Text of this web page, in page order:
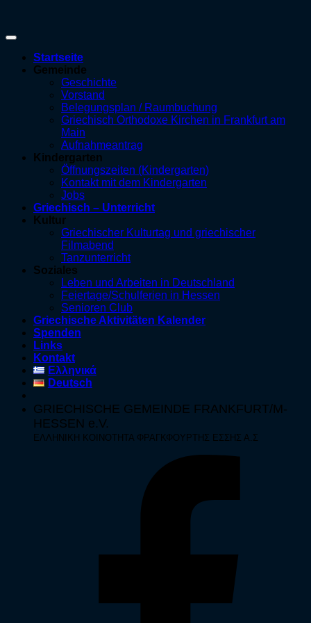
Startseite
Gemeinde
Geschichte
Vorstand
Belegungsplan / Raumbuchung
Griechisch Orthodoxe Kirchen in Frankfurt am
Main
Aufnahmeantrag
Kindergarten
Öffnungszeiten (Kindergarten)
Kontakt mit dem Kindergarten
Jobs
Griechisch – Unterricht
Kultur
Griechischer Kulturtag und griechischer
Filmabend
Tanzunterricht
Soziales
Leben und Arbeiten in Deutschland
Feiertage/Schulferien in Hessen
Senioren Club
Griechische Aktivitäten Kalender
Spenden
Links
Kontakt
Ελληνικά
Deutsch
GRIECHISCHE GEMEINDE FRANKFURT/M-
HESSEN e.V.
ΕΛΛΗΝΙΚΗ ΚΟΙΝΟΤΗΤΑ ΦΡΑΓΚΦΟΥΡΤΗΣ ΕΣΣΗΣ Α.Σ